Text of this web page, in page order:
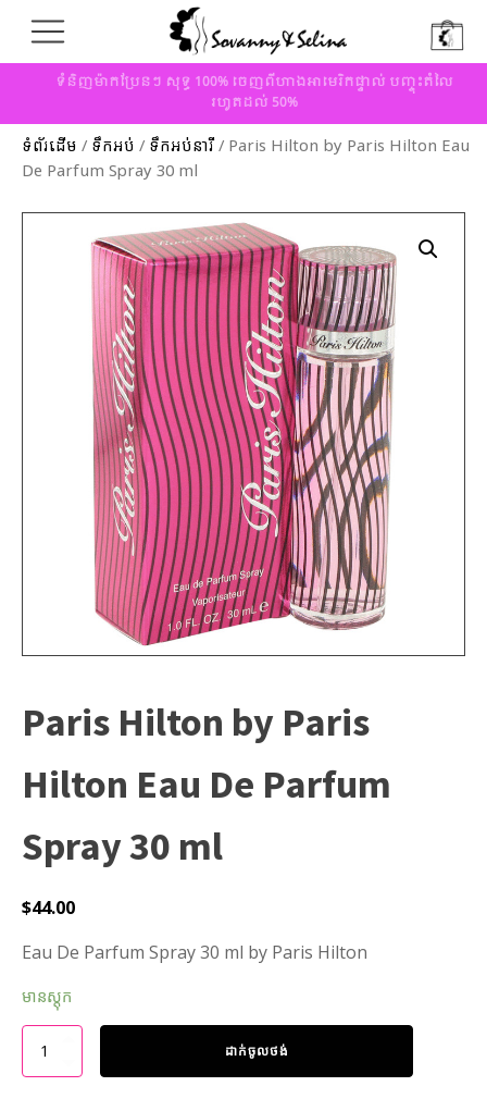
ទំនិញម៉ាកប្រែនៗ សុទ្ធ 100% ចេញពីហាងអាមេរិកផ្ទាល់ បញ្ចុះតំលៃ
រហូតដល់ 50%
ទំព័រដើម / ទឹកអប់ / ទឹកអប់នារី/ Paris Hilton by Paris Hilton Eau
De Parfum Spray 30 ml
Paris Hilton by Paris
Hilton Eau De Parfum
Spray 30 ml
$44.00
Eau De Parfum Spray 30 ml by Paris Hilton
មានស្តុក
ដាក់ចូលថង់